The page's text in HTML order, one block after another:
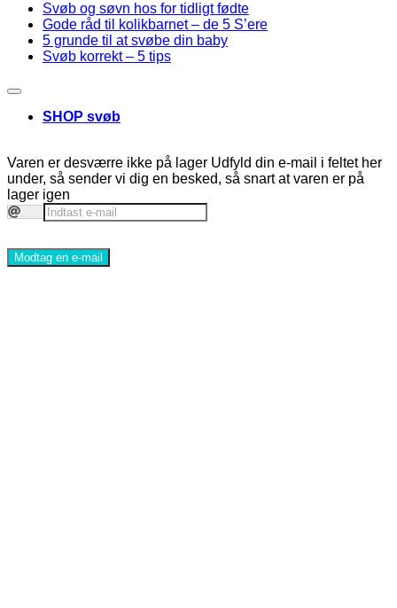
Svøb og søvn hos for tidligt fødte
Gode råd til kolikbarnet – de 5 S’ere
5 grunde til at svøbe din baby
Svøb korrekt – 5 tips
SHOP svøb
Varen er desværre ikke på lager Udfyld din e-mail i feltet her
under, så sender vi dig en besked, så snart at varen er på
lager igen
Modtag en e-mail